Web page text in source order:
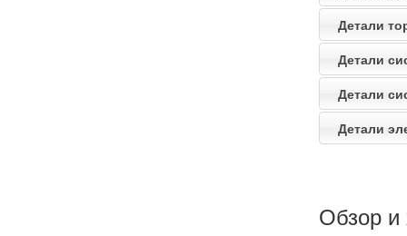
Детали
Детали
Детали
Детали
Обзор и